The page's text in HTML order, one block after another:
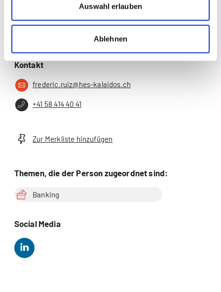
Auswahl erlauben
Ablehnen
Kontakt
frederic.ruiz@hes-kalaidos.ch
+41 58 414 40 41
Zur Merkliste hinzufügen
Themen, die der Person zugeordnet sind:
Banking
Social Media